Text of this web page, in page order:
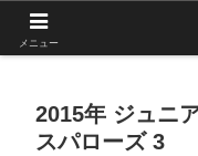
がんばれ！
2015年 ジュニ
スパローズ 3
メニュー